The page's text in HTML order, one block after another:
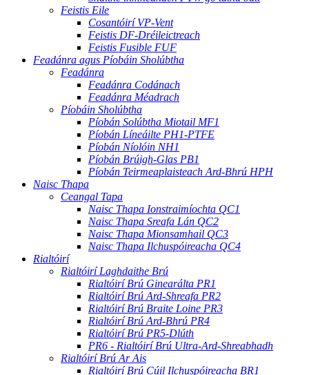
Feistis Eile
Cosantóirí VP-Vent
Feistis DF-Dréileictreach
Feistis Fusible FUF
Feadánra agus Píobáin Sholúbtha
Feadánra
Feadánra Codánach
Feadánra Méadrach
Píobáin Sholúbtha
Píobán Solúbtha Miotail MF1
Píobán Líneáilte PH1-PTFE
Píobán Níolóin NH1
Píobán Brúigh-Glas PB1
Píobán Teirmeaplaisteach Ard-Bhrú HPH
Naisc Thapa
Ceangal Tapa
Naisc Thapa Ionstraimíochta QC1
Naisc Thapa Sreafa Lán QC2
Naisc Thapa Mionsamhail QC3
Naisc Thapa Ilchuspóireacha QC4
Rialtóirí
Rialtóirí Laghdaithe Brú
Rialtóirí Brú Ginearálta PR1
Rialtóirí Brú Ard-Shreafa PR2
Rialtóirí Brú Braite Loine PR3
Rialtóirí Brú Ard-Bhrú PR4
Rialtóirí Brú PR5-Dlúth
PR6 - Rialtóirí Brú Ultra-Ard-Shreabhadh
Rialtóirí Brú Ar Ais
Rialtóirí Brú Cúil Ilchuspóireacha BR1